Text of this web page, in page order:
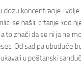
dozu koncentracije i
se našli, crtanje kod
to znači da se ni ja ne
Od sad pa ubuduće
u poštanski